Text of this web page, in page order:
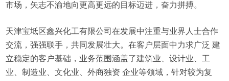
市场，矢志不渝地向更高更远的目标迈进，奋力拼搏。
天津宝坻区鑫兴化工有限公司在发展中注重与业界人士合作
交流，强强联手，共同发展壮大。在客户层面中力求广泛 建
立稳定的客户基础，业务范围涵盖了建筑业、设计业、工
业、制造业、文化业、外商独资 企业等领域，针对较为复